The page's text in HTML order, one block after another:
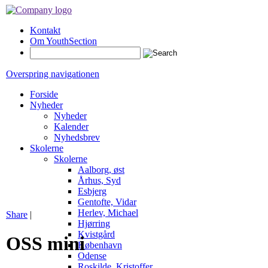
Kontakt
Om YouthSection
Overspring navigationen
Forside
Nyheder
Nyheder
Kalender
Nyhedsbrev
Skolerne
Skolerne
Aalborg, øst
Århus, Syd
Esbjerg
Gentofte, Vidar
Herlev, Michael
Hjørring
Kvistgård
København
Odense
Share |
OSS mini